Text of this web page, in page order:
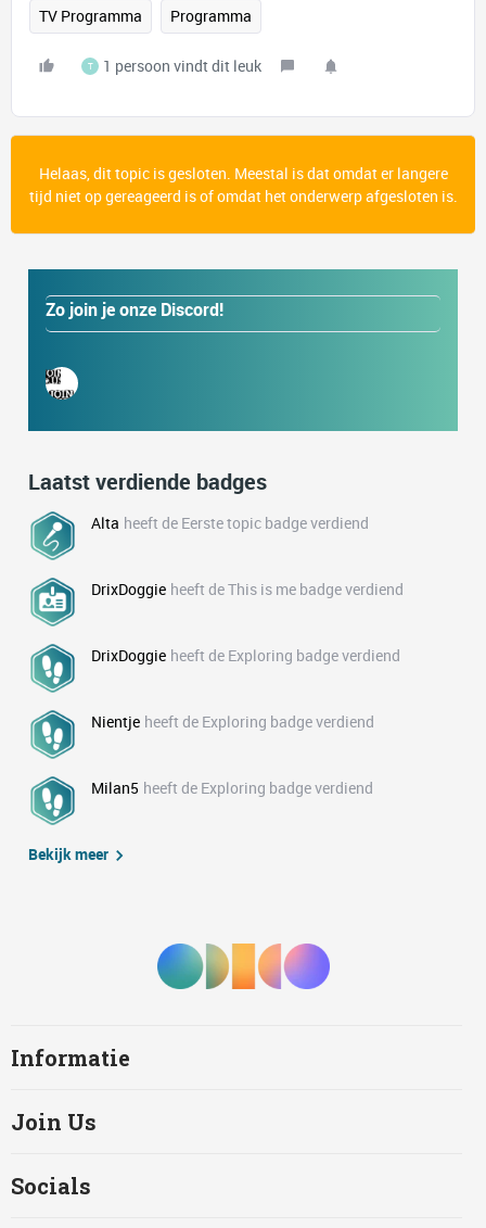
TV Programma
Programma
T 1 persoon vindt dit leuk
Helaas, dit topic is gesloten. Meestal is dat omdat er langere
tijd niet op gereageerd is of omdat het onderwerp afgesloten is.
Zo join je onze Discord!
Laatst verdiende badges
Alta heeft de Eerste topic badge verdiend
DrixDoggie heeft de This is me badge verdiend
DrixDoggie heeft de Exploring badge verdiend
Nientje heeft de Exploring badge verdiend
Milan5 heeft de Exploring badge verdiend
Bekijk meer
Informatie
Join Us
Socials